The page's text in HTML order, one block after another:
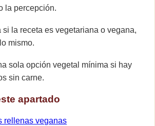
la percepción.
si la receta es vegetariana o vegana,
mismo.
sola opción vegetal mínima si hay
sin carne.
apartado
rellenas veganas